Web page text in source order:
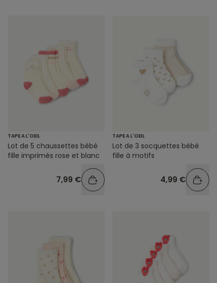
TAPE A L'OEIL
Lot de 5 chaussettes bébé
fille imprimés rose et blanc
7,99 €
TAPE A L'OEIL
Lot de 3 socquettes bébé
fille à motifs
4,99 €